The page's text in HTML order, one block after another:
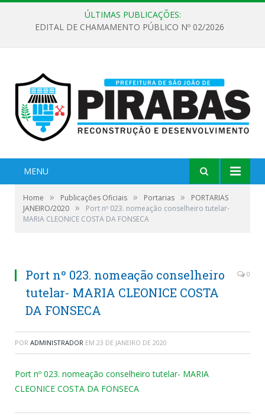
ÚLTIMAS PUBLICAÇÕES:
EDITAL DE CHAMAMENTO PÚBLICO Nº 02/2026
MENU
Home » Publicações Oficiais » Portarias »
PORTARIAS
JANEIRO/2020 »
Port nº 023. nomeação conselheiro tutelar-
MARIA CLEONICE COSTA DA FONSECA
Port nº 023. nomeação conselheiro
tutelar- MARIA CLEONICE COSTA
DA FONSECA
0
POR ADMINISTRADOR EM 23 DE JANEIRO DE 2020
Port nº 023. nomeação conselheiro tutelar- MARIA
CLEONICE COSTA DA FONSECA